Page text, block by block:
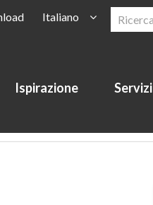
Italiano
Ispirazione Servizi